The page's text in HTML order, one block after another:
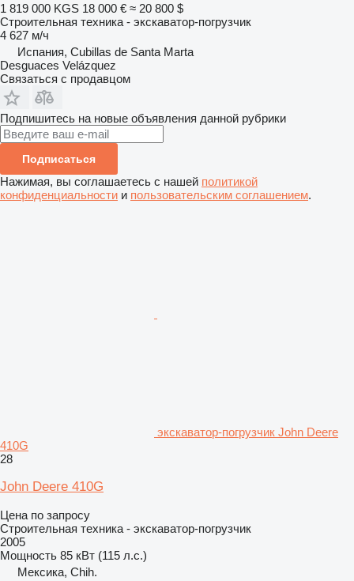
1 819 000 KGS 18 000 € ≈ 20 800 $
Строительная техника - экскаватор-погрузчик
4 627 м/ч
Испания, Cubillas de Santa Marta
Desguaces Velázquez
Связаться с продавцом
Подпишитесь на новые объявления данной рубрики
Подписаться
Нажимая, вы соглашаетесь с нашей политикой
конфиденциальности и пользовательским соглашением.
экскаватор-погрузчик John Deere
410G
28
John Deere 410G
Цена по запросу
Строительная техника - экскаватор-погрузчик
2005
Мощность 85 кВт (115 л.с.)
Мексика, Chih.